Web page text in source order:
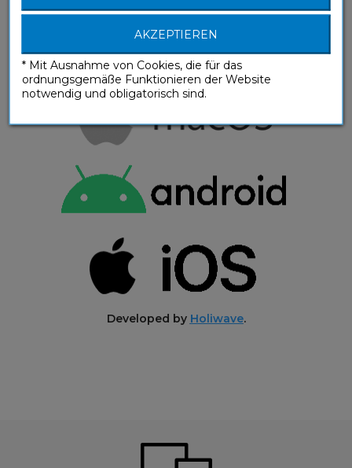
Developed by Holiwave.
AKZEPTIEREN
* Mit Ausnahme von Cookies, die für das
ordnungsgemäße Funktionieren der Website
notwendig und obligatorisch sind.